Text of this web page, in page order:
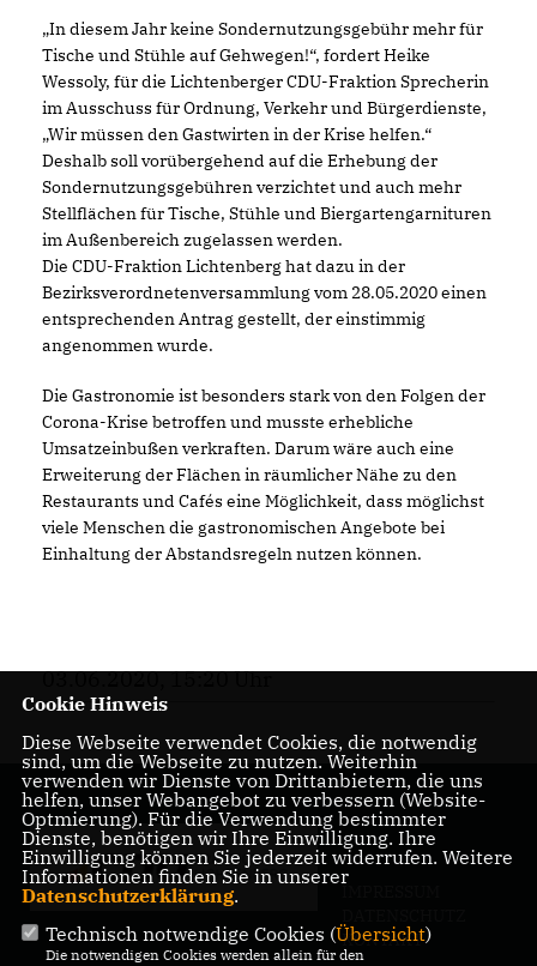
In diesem Jahr keine Sondernutzungsgebühr mehr für
Tische und Stühle auf Gehwegen!“, fordert Heike
Wessoly, für die Lichtenberger CDU-Fraktion Sprecherin
im Ausschuss für Ordnung, Verkehr und Bürgerdienste,
Wir müssen den Gastwirten in der Krise helfen.“
Deshalb soll vorübergehend auf die Erhebung der
Sondernutzungsgebühren verzichtet und auch mehr
Stellflächen für Tische, Stühle und Biergartengarnituren
im Außenbereich zugelassen werden.
Die CDU-Fraktion Lichtenberg hat dazu in der
Bezirksverordnetenversammlung vom 28.05.2020 einen
entsprechenden Antrag gestellt, der einstimmig
angenommen wurde.
Die Gastronomie ist besonders stark von den Folgen der
Corona-Krise betroffen und musste erhebliche
Umsatzeinbußen verkraften. Darum wäre auch eine
Erweiterung der Flächen in räumlicher Nähe zu den
Restaurants und Cafés eine Möglichkeit, dass möglichst
viele Menschen die gastronomischen Angebote bei
Einhaltung der Abstandsregeln nutzen können.
03.06.2020, 15:20 Uhr
KONTAKT
Cookie Hinweis
Diese Webseite verwendet Cookies, die notwendig
sind, um die Webseite zu nutzen. Weiterhin
verwenden wir Dienste von Drittanbietern, die uns
helfen, unser Webangebot zu verbessern (Website-
Optmierung). Für die Verwendung bestimmter
Dienste, benötigen wir Ihre Einwilligung. Ihre
Einwilligung können Sie jederzeit widerrufen. Weitere
Informationen finden Sie in unserer
Datenschutzerklärung.
Technisch notwendige Cookies (Übersicht)
Die notwendigen Cookies werden allein für den